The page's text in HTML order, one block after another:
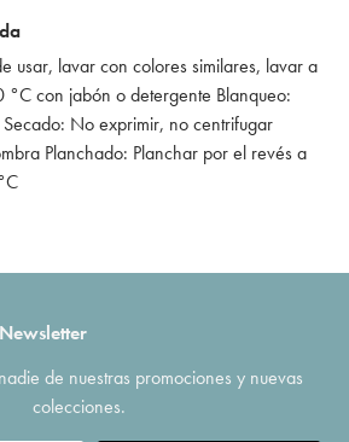
usar, lavar con colores similares, lavar a
°C con jabón o detergente Blanqueo:
No exprimir, no centrifugar
Planchado: Planchar por el revés a
de nuestras promociones y nuevas
colecciones.